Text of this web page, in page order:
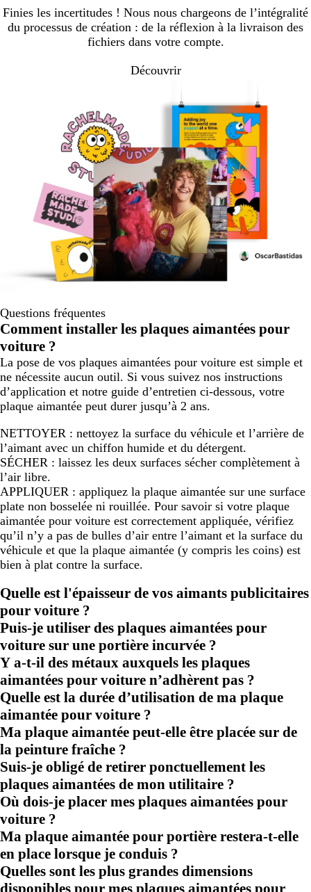
Finies les incertitudes ! Nous nous chargeons de l’intégralité
du processus de création : de la réflexion à la livraison des
fichiers dans votre compte.
Découvrir
Questions fréquentes
Comment installer les plaques aimantées pour
voiture ?
La pose de vos plaques aimantées pour voiture est simple et
ne nécessite aucun outil. Si vous suivez nos instructions
d’application et notre guide d’entretien ci-dessous, votre
plaque aimantée peut durer jusqu’à 2 ans.
NETTOYER : nettoyez la surface du véhicule et l’arrière de
l’aimant avec un chiffon humide et du détergent.
SÉCHER : laissez les deux surfaces sécher complètement à
l’air libre.
APPLIQUER : appliquez la plaque aimantée sur une surface
plate non bosselée ni rouillée. Pour savoir si votre plaque
aimantée pour voiture est correctement appliquée, vérifiez
qu’il n’y a pas de bulles d’air entre l’aimant et la surface du
véhicule et que la plaque aimantée (y compris les coins) est
bien à plat contre la surface.
Quelle est l'épaisseur de vos aimants publicitaires
pour voiture ?
Puis-je utiliser des plaques aimantées pour
voiture sur une portière incurvée ?
Y a-t-il des métaux auxquels les plaques
aimantées pour voiture n’adhèrent pas ?
Quelle est la durée d’utilisation de ma plaque
aimantée pour voiture ?
Ma plaque aimantée peut-elle être placée sur de
la peinture fraîche ?
Suis-je obligé de retirer ponctuellement les
plaques aimantées de mon utilitaire ?
Où dois-je placer mes plaques aimantées pour
voiture ?
Ma plaque aimantée pour portière restera-t-elle
en place lorsque je conduis ?
Quelles sont les plus grandes dimensions